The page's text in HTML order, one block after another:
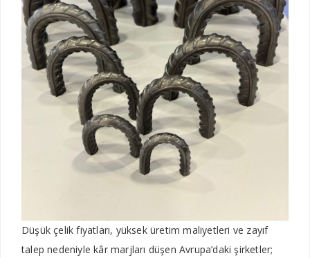
Düşük çelik fiyatları, yüksek üretim maliyetleri ve zayıf
talep nedeniyle kâr marjları düşen Avrupa’daki şirketler;